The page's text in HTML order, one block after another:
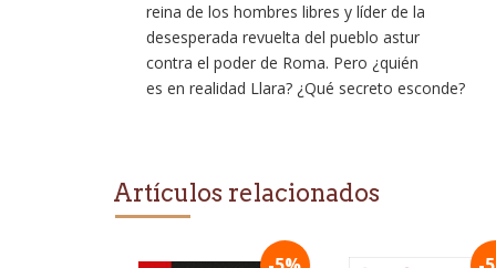
reina de los hombres libres y líder de la
desesperada revuelta del pueblo astur
contra el poder de Roma. Pero ¿quién
es en realidad Llara? ¿Qué secreto esconde?
Artículos relacionados